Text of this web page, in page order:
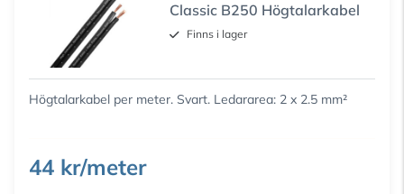
Classic B250 Högtalarkabel
Finns i lager
Högtalarkabel per meter. Svart. Ledararea: 2 x 2.5 mm²
44 kr/meter